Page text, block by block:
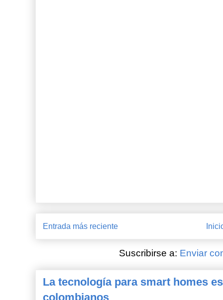
Entrada más reciente
Suscribirse a: Enviar
La tecnología para smart homes
colombianos